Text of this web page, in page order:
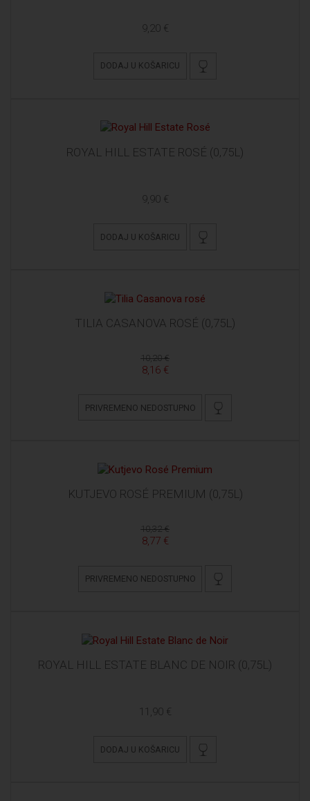
9,20 €
DODAJ U KOŠARICU
ROYAL HILL ESTATE ROSÉ (0,75L)
9,90 €
DODAJ U KOŠARICU
TILIA CASANOVA ROSÉ (0,75L)
10,20 €
8,16 €
PRIVREMENO NEDOSTUPNO
KUTJEVO ROSÉ PREMIUM (0,75L)
10,32 €
8,77 €
PRIVREMENO NEDOSTUPNO
ROYAL HILL ESTATE BLANC DE NOIR (0,75L)
11,90 €
DODAJ U KOŠARICU